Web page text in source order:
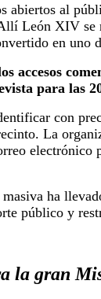
abiertos al
León XIV se
en uno
accesos
para las
con
La
electrónico
ha
público y
la gran